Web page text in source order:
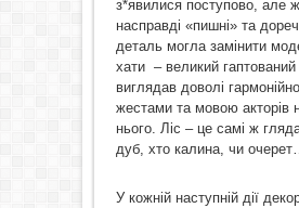
з*явилися поступово, але ж
насправді «пишні» та
деталь могла замінити
хати – великий
виглядав доволі гармонійно
жестами та мовою акторів
нього. Ліс – це самі ж
дуб, хто калина, чи
У кожній наступній дії